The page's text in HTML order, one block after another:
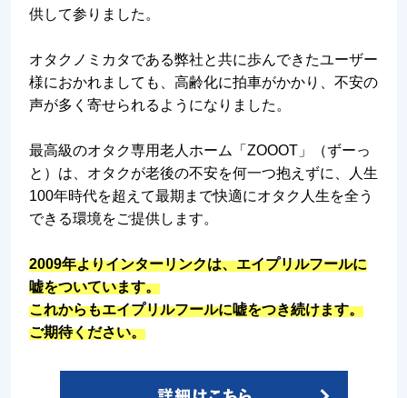
供して参りました。
オタクノミカタである弊社と共に歩んできたユーザー
様におかれましても、高齢化に拍車がかかり、不安の
声が多く寄せられるようになりました。
最高級のオタク専用老人ホーム「ZOOOT」（ずーっ
と）は、オタクが老後の不安を何一つ抱えずに、人生
100年時代を超えて最期まで快適にオタク人生を全う
できる環境をご提供します。
2009年よりインターリンクは、エイプリルフールに
嘘をついています。
これからもエイプリルフールに嘘をつき続けます。
ご期待ください。